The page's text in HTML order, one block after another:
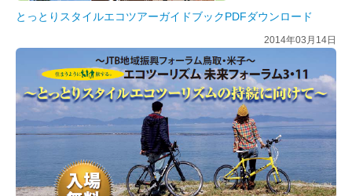
とっとりスタイルエコツアーガイドブックPDFダウンロード
2014年03月14日